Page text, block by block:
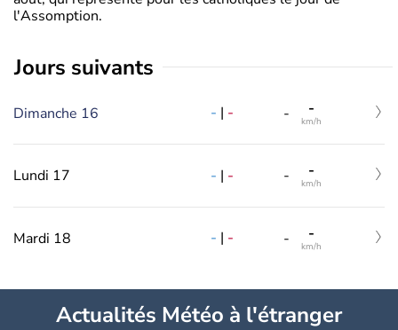
l'Assomption.
jours suivants
Dimanche 16 - | - - -
km/h
Lundi 17 - | - - -
km/h
Mardi 18 - | - - -
km/h
Actualités Météo à l'étranger